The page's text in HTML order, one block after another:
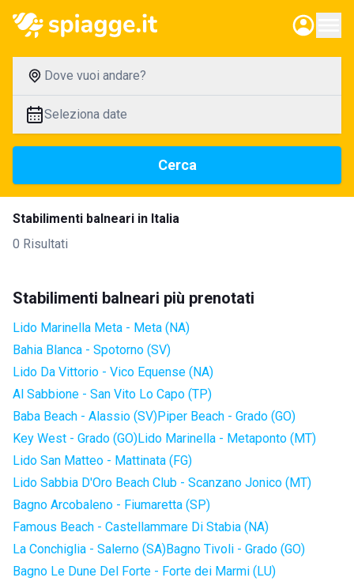
Dove vuoi andare?
Seleziona date
Cerca
Stabilimenti balneari in Italia
0 Risultati
Stabilimenti balneari più prenotati
Lido Marinella Meta - Meta (NA)
Bahia Blanca - Spotorno (SV)
Lido Da Vittorio - Vico Equense (NA)
Al Sabbione - San Vito Lo Capo (TP)
Baba Beach - Alassio (SV)Piper Beach - Grado (GO)
Key West - Grado (GO)Lido Marinella - Metaponto (MT)
Lido San Matteo - Mattinata (FG)
Lido Sabbia D'Oro Beach Club - Scanzano Jonico (MT)
Bagno Arcobaleno - Fiumaretta (SP)
Famous Beach - Castellammare Di Stabia (NA)
La Conchiglia - Salerno (SA)Bagno Tivoli - Grado (GO)
Bagno Le Dune Del Forte - Forte dei Marmi (LU)